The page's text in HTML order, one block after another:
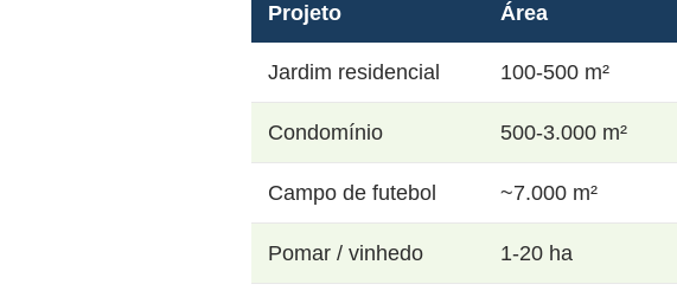
Projeto Área
Jardim residencial 100-500 m²
Condomínio 500-3.000 m²
Campo de futebol ~7.000 m²
Pomar / vinhedo 1-20 ha